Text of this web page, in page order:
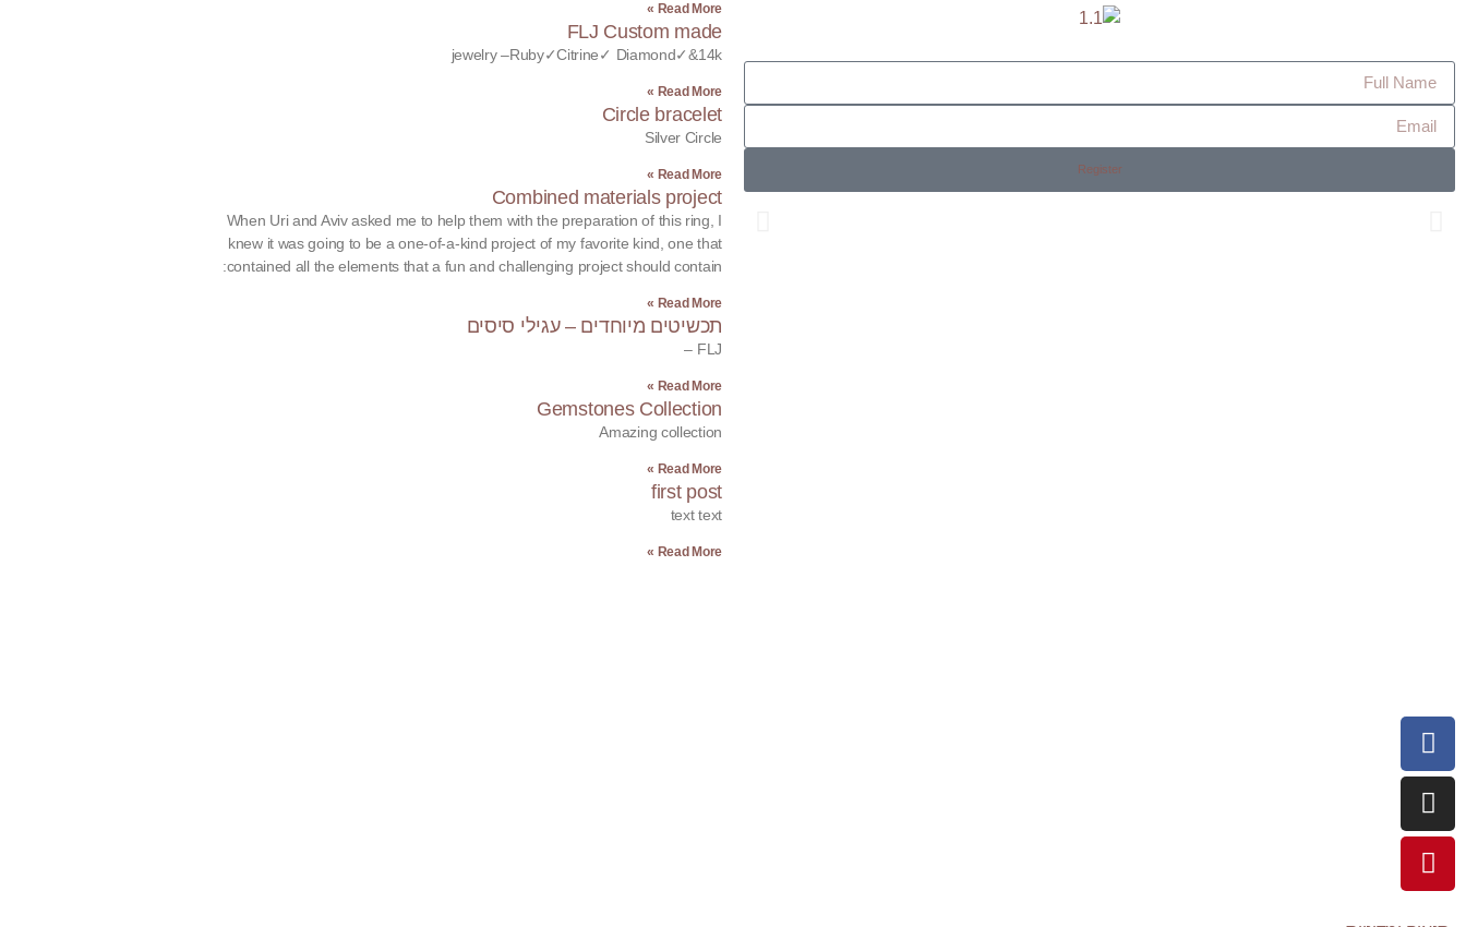
Register
Create Your Dreams
WATCH IT
Read More »
FLJ Custom made
jewelry –Ruby✓Citrine✓ Diamond✓&14k
Read More »
Circle bracelet
Silver Circle
Read More »
Combined materials project
When Uri and Aviv asked me to help them with the preparation of this ring, I
knew it was going to be a one-of-a-kind project of my favorite kind, one that
contained all the elements that a fun and challenging project should contain:
Read More »
תכשיטים מיוחדים – עגילי סיסים
FLJ –
Read More »
Gemstones Collection
Amazing collection
Read More »
first post
text text
Read More »